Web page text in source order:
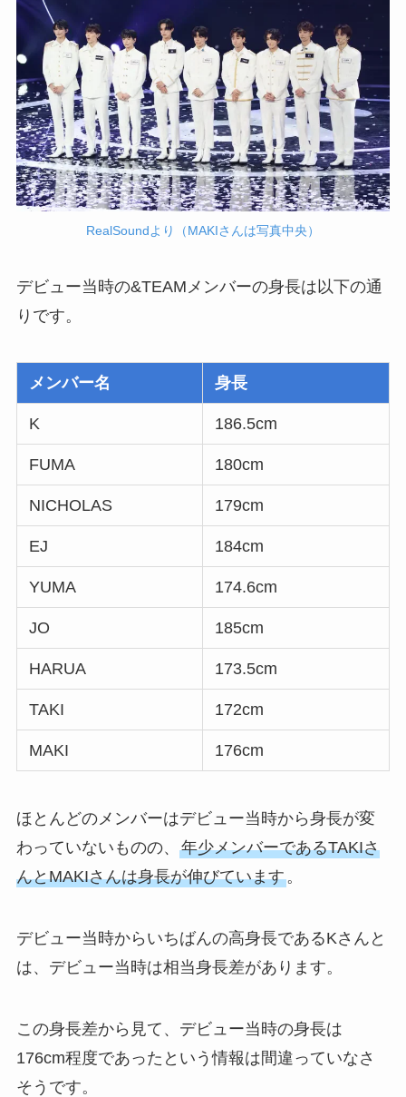
RealSoundより（MAKIさんは写真中央）
デビュー当時の&TEAMメンバーの身長は以下の通
りです。
メンバー名 身長
K 186.5cm
FUMA 180cm
NICHOLAS 179cm
EJ 184cm
YUMA 174.6cm
JO 185cm
HARUA 173.5cm
TAKI 172cm
MAKI 176cm
ほとんどのメンバーはデビュー当時から身長が変
わっていないものの、 年少メンバーであるTAKIさ
んとMAKIさんは身長が伸びています。
デビュー当時からいちばんの高身長であるKさんと
は、デビュー当時は相当身長差があります。
この身長差から見て、デビュー当時の身長は
176cm程度であったという情報は間違っていなさ
そうです。